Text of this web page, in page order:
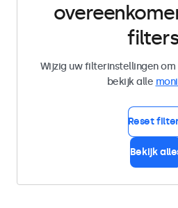
Wijzig uw filterinstellingen
bekijk alle
Reset
Bekijk